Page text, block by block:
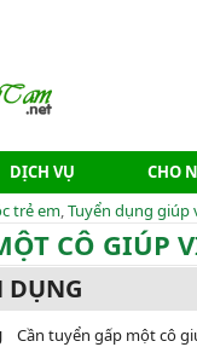
DỊCH VỤ CHO
trẻ em,Tuyển dụng giúp
CÔ GIÚP
DỤNG
Cần tuyển gấp một cô